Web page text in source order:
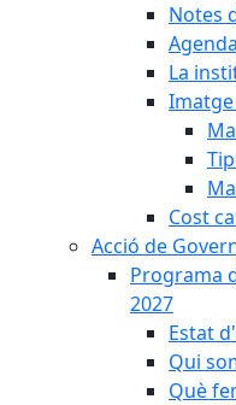
Notes
Agenda
La
Cost
Acció de
Programa
2027
Estat
Qui
Què